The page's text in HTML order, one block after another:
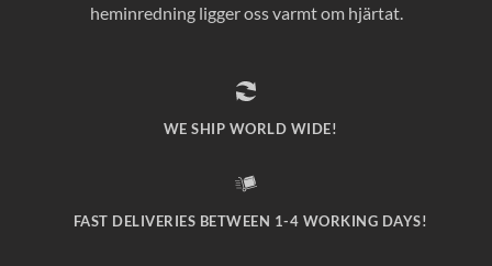
heminredning ligger oss varmt om hjärtat.
WE SHIP WORLD WIDE!
FAST DELIVERIES BETWEEN 1-4 WORKING DAYS!